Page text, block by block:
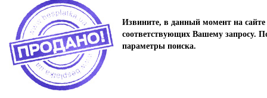
Извините, в данный момент на сайте
соответствующих Вашему запросу.
параметры поиска.